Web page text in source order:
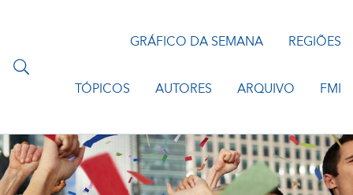
GRÁFICO DA SEMANA REGIÕES
TÓPICOS AUTORES ARQUIVO FMI